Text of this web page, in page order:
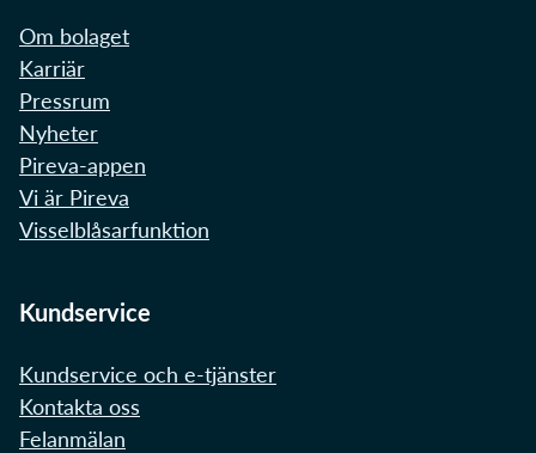
Om bolaget
Karriär
Pressrum
Nyheter
Pireva-appen
Vi är Pireva
Visselblåsarfunktion
Kundservice
Kundservice och e-tjänster
Kontakta oss
Felanmälan